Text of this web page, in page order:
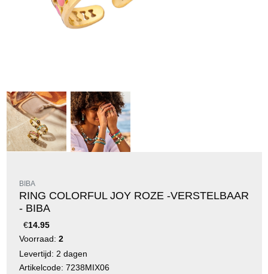
BIBA
RING COLORFUL JOY ROZE -VERSTELBAAR
- BIBA
€14.95
Voorraad: 2
Levertijd: 2 dagen
Artikelcode: 7238MIX06